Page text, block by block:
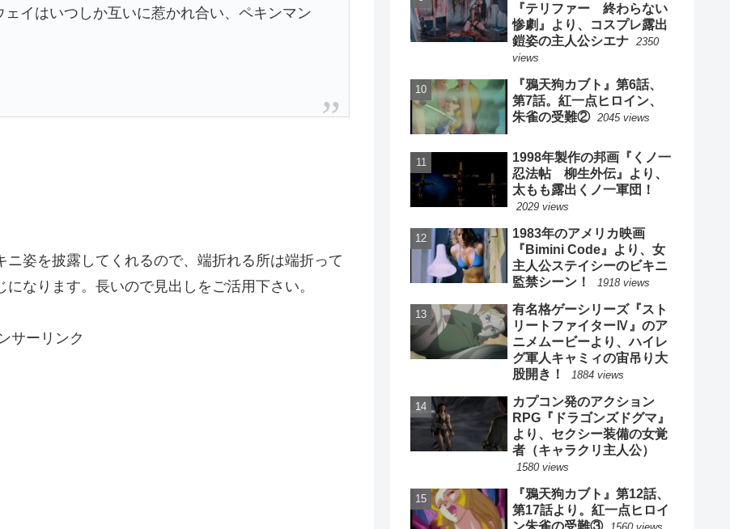
イはいつしか互いに惹かれ合い、ペキンマン
姿を披露してくれるので、端折れる所は端折って
なります。長いので見出しをご活用下さい。
サーリンク
『テリファー 終わらない
惨劇』より、コスプレ露出
鎧姿の主人公シエナ 2350
views
『鴉天狗カブト』第6話、
第7話。紅一点ヒロイン、
朱雀の受難② 2045 views
1998年製作の邦画『くノ一
忍法帖 柳生外伝』より、
太もも露出くノ一軍団！
2029 views
1983年のアメリカ映画
『Bimini Code』より、女
主人公ステイシーのビキニ
監禁シーン！
1918 views
有名格ゲーシリーズ『スト
リートファイターⅣ』のア
ニメムービーより、ハイレ
グ軍人キャミィの宙吊り大
股開き！
1884 views
カプコン発のアクション
RPG『ドラゴンズドグマ』
より、セクシー装備の女覚
者（キャラクリ主人公）
1580 views
『鴉天狗カブト』第12話、
第17話より。紅一点ヒロイ
ン朱雀の受難③